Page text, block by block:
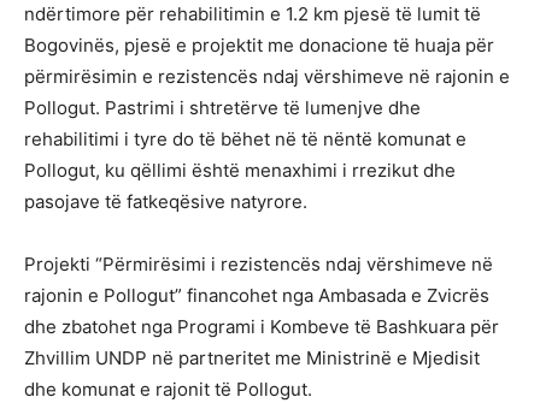
ndërtimore për rehabilitimin e 1.2 km pjesë të lumit të
Bogovinës, pjesë e projektit me donacione të huaja për
përmirësimin e rezistencës ndaj vërshimeve në rajonin e
Pollogut. Pastrimi i shtretërve të lumenjve dhe
rehabilitimi i tyre do të bëhet në të nëntë komunat e
Pollogut, ku qëllimi është menaxhimi i rrezikut dhe
pasojave të fatkeqësive natyrore.
Projekti “Përmirësimi i rezistencës ndaj vërshimeve në
rajonin e Pollogut” financohet nga Ambasada e Zvicrës
dhe zbatohet nga Programi i Kombeve të Bashkuara për
Zhvillim UNDP në partneritet me Ministrinë e Mjedisit
dhe komunat e rajonit të Pollogut.